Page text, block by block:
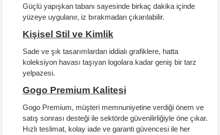
Güçlü yapışkan tabanı sayesinde birkaç dakika içinde
yüzeye uygulanır, iz bırakmadan çıkarılabilir.
Kişisel Stil ve Kimlik
Sade ve şık tasarımlardan iddialı grafiklere, hatta
koleksiyon havası taşıyan logolara kadar geniş bir tarz
yelpazesi.
Gogo Premium Kalitesi
Gogo Premium, müşteri memnuniyetine verdiği önem ve
satış sonrası desteği ile sektörde güvenilirliğiyle öne çıkar.
Hızlı teslimat, kolay iade ve garanti güvencesi ile her